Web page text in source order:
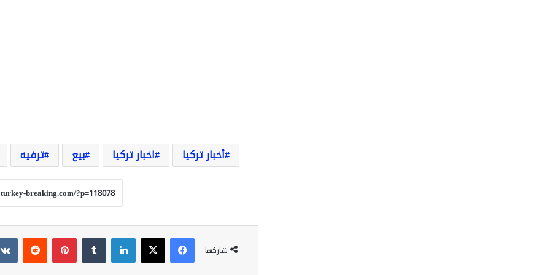
أخبار تركيا اخبار تركيا بيع ترفيه
شاركها
فيسبوك‫X لينكدإن بينتيريست